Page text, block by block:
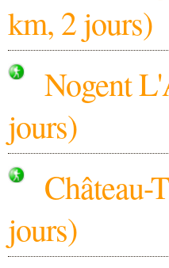
km, 2 jours)
Nogent
jours)
jours)